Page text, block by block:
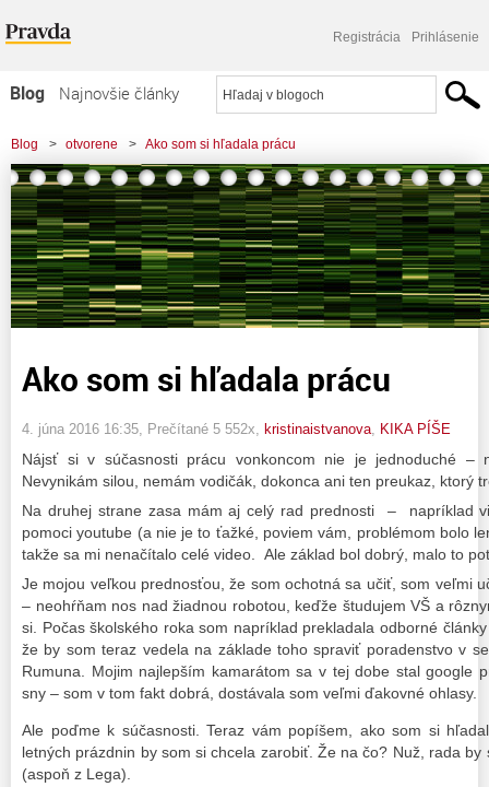
Registrácia Prihlásenie
Blog
Najnovšie články
Najčítanejšie články
Najkomentovanejšie články
Zoznam blogov
Komerčné blogy
Blog > otvorene > Ako som si hľadala prácu
Ako som si hľadala prácu
4. júna 2016 16:35 , Prečítané 5 552x, kristinaistvanova KIKA PÍŠE
Nájsť si v súčasnosti prácu vonkoncom nie je jednoduché
Nevynikám silou, nemám vodičák, dokonca ani ten preukaz, ktorý
Na druhej strane zasa mám aj celý rad prednosti – napríklad
pomoci youtube (a nie je to ťažké, poviem vám, problémom bolo
takže sa mi nenačítalo celé video. Ale základ bol dobrý, malo to
Je mojou veľkou prednosťou, že som ochotná sa učiť, som veľmi
– neohŕňam nos nad žiadnou robotou, keďže študujem VŠ a
si. Počas školského roka som napríklad prekladala odborné
že by som teraz vedela na základe toho spraviť poradenstvo v
Rumuna. Mojim najlepším kamarátom sa v tej dobe stal google
sny – som v tom fakt dobrá, dostávala som veľmi ďakovné ohlasy.
Ale poďme k súčasnosti. Teraz vám popíšem, ako som si
letných prázdnin by som si chcela zarobiť. Že na čo? Nuž, rada
(aspoň z Lega).